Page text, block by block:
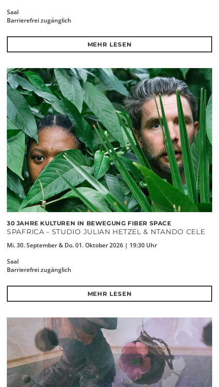
Saal
Barrierefrei zugänglich
MEHR LESEN
30 JAHRE KULTUREN IN BEWEGUNG FIBER SPACE
SPAFRICA - STUDIO JULIAN HETZEL & NTANDO CELE
Mi. 30. September & Do. 01. Oktober 2026 | 19:30 Uhr
Saal
Barrierefrei zugänglich
MEHR LESEN